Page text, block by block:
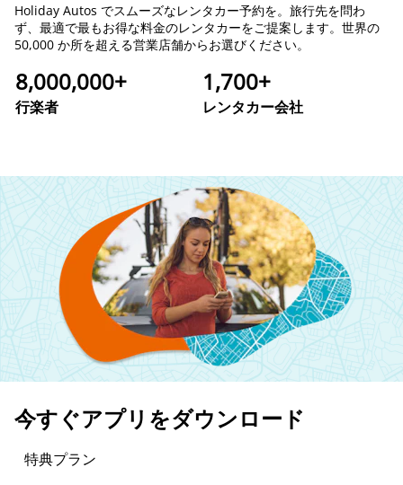
Holiday Autos でスムーズなレンタカー予約を。旅行先を問わ
ず、最適で最もお得な料金のレンタカーをご提案します。世界の
50,000 か所を超える営業店舗からお選びください。
8,000,000+
行楽者
1,700+
レンタカー会社
今すぐアプリをダウンロード
特典プラン